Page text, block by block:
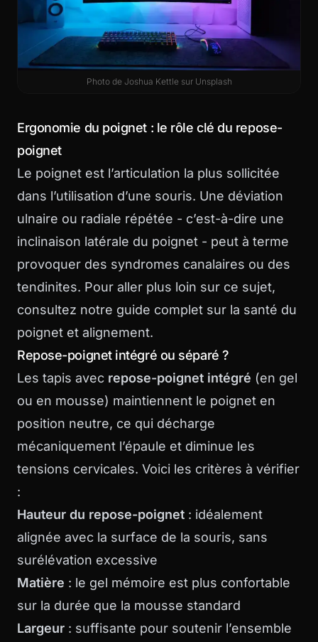
Photo de Joshua Kettlesur Unsplash
Ergonomie du poignet : le rôle clé du repose-
poignet
Le poignet est l’articulation la plus sollicitée
dans l’utilisation d’une souris. Une déviation
ulnaire ou radiale répétée - c’est-à-dire une
inclinaison latérale du poignet - peut à terme
provoquer des syndromes canalaires ou des
tendinites. Pour aller plus loin sur ce sujet,
consultez notre guide complet sur la santé du
poignet et alignement.
Repose-poignet intégré ou séparé ?
Les tapis avec repose-poignet intégré (en gel
ou en mousse) maintiennent le poignet en
position neutre, ce qui décharge
mécaniquement l’épaule et diminue les
tensions cervicales. Voici les critères à vérifier
:
Hauteur du repose-poignet : idéalement
alignée avec la surface de la souris, sans
surélévation excessive
Matière : le gel mémoire est plus confortable
sur la durée que la mousse standard
Largeur : suffisante pour soutenir l’ensemble